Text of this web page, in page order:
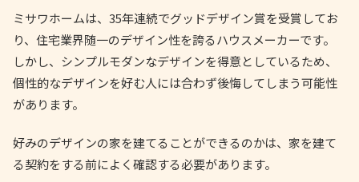
ミサワホームは、35年連続でグッドデザイン賞を受賞してお
り、住宅業界随一のデザイン性を誇るハウスメーカーです。
しかし、シンプルモダンなデザインを得意としているため、
個性的なデザインを好む人には合わず後悔してしまう可能性
があります。
好みのデザインの家を建てることができるのかは、家を建て
る契約をする前によく確認する必要があります。